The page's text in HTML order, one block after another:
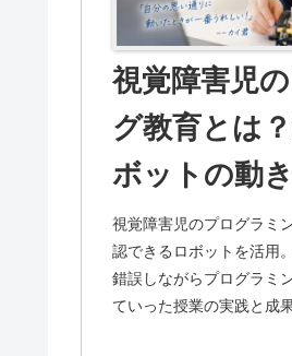
視覚障害児
グ教育とは
ボットの動
盲の小学6年
習意欲の高
視覚障害児のプログラミ
認できるロボットを活用
錯誤しながらプログラミ
ていった授業の実践と成